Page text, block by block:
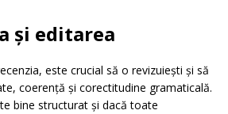
și editarea
este crucial să o revizuiești și să
coerență și corectitudine gramaticală.
bine structurat și dacă toate